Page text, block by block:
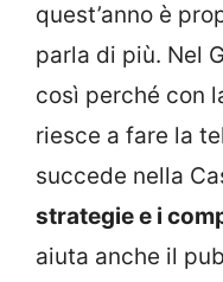
quest’anno è
parla di più. Nel
così perché con
riesce a fare la
succede nella
strategie e i
aiuta anche il